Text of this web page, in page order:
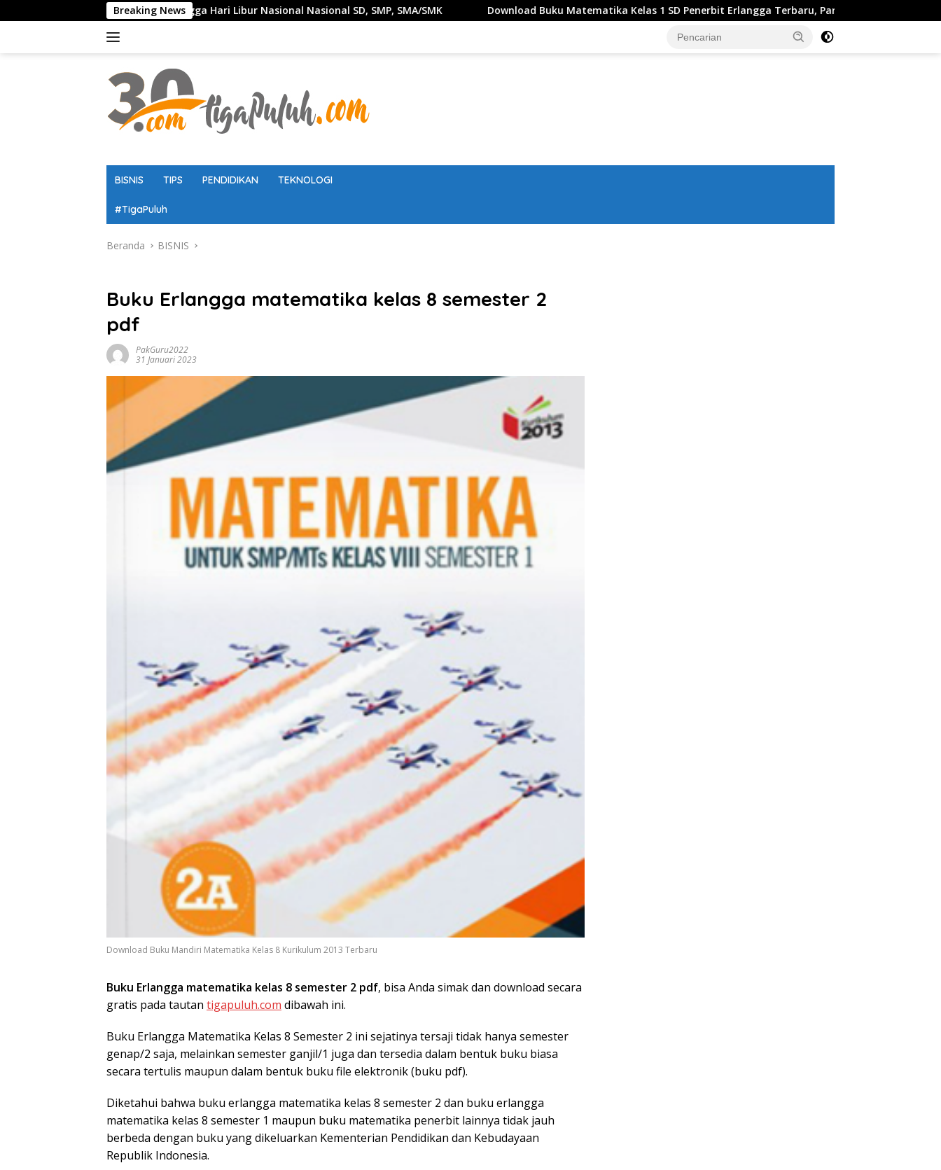
ke
Breaking News
Ujian, hingga Hari Libur Nasional Nasional SD, SMP, SMA/SMK Download Buku Matematika Kelas 1 SD Penerbit Erlangga Terbaru, Panduan Lengkap Keunggulan dan Cara
BISNIS TIPS PENDIDIKAN TEKNOLOGI
#TigaPuluh
Beranda BISNIS
Buku Erlangga matematika kelas 8 semester 2
pdf
PakGuru2022
31 Januari 2023
Download Buku Mandiri Matematika Kelas 8 Kurikulum 2013 Terbaru
Buku Erlangga matematika kelas 8 semester 2 pdf, bisa Anda simak dan download secara
gratis pada tautan tigapuluh.com dibawah ini.
Buku Erlangga Matematika Kelas 8 Semester 2 ini sejatinya tersaji tidak hanya semester
genap/2 saja, melainkan semester ganjil/1 juga dan tersedia dalam bentuk buku biasa
secara tertulis maupun dalam bentuk buku file elektronik (buku pdf).
Diketahui bahwa buku erlangga matematika kelas 8 semester 2 dan buku erlangga
matematika kelas 8 semester 1 maupun buku matematika penerbit lainnya tidak jauh
berbeda dengan buku yang dikeluarkan Kementerian Pendidikan dan Kebudayaan
Republik Indonesia.